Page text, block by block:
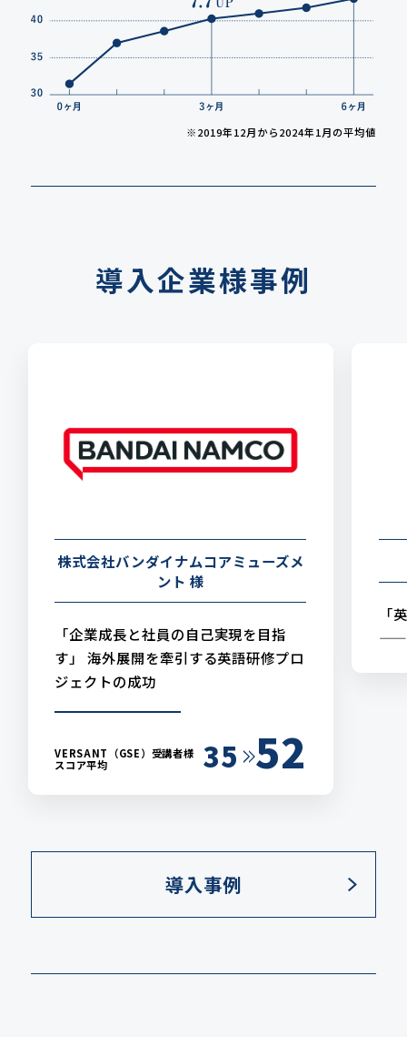
※2019年12月から2024年1月の平均値
導入企業様事例
株式会社バンダイナムコアミューズメ
ント 様
「企業成長と社員の自己実現を目指
す」 海外展開を牽引する英語研修プロ
ジェクトの成功
VERSANT（GSE）受講者様
スコア平均
35 52
「
導入事例